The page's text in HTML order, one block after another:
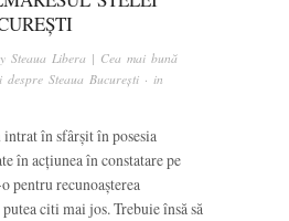
Steaua Libera | Cea mai bună
Steaua București · in
în sfârșit în posesia
în acțiunea în constatare pe
pentru recunoașterea
citi mai jos. Trebuie însă să